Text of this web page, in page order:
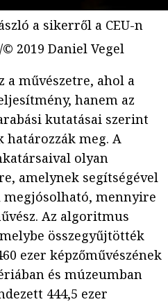
a sikerről a CEU-n
2019 Daniel Vegel
a művészetre, ahol a
hanem az
kutatásai szerint
határozzák meg. A
olyan
amelynek segítségével
megjósolható, mennyire
Az algoritmus
összegyűjtötték
ezer képzőművészének
és múzeumban
444,5 ezer